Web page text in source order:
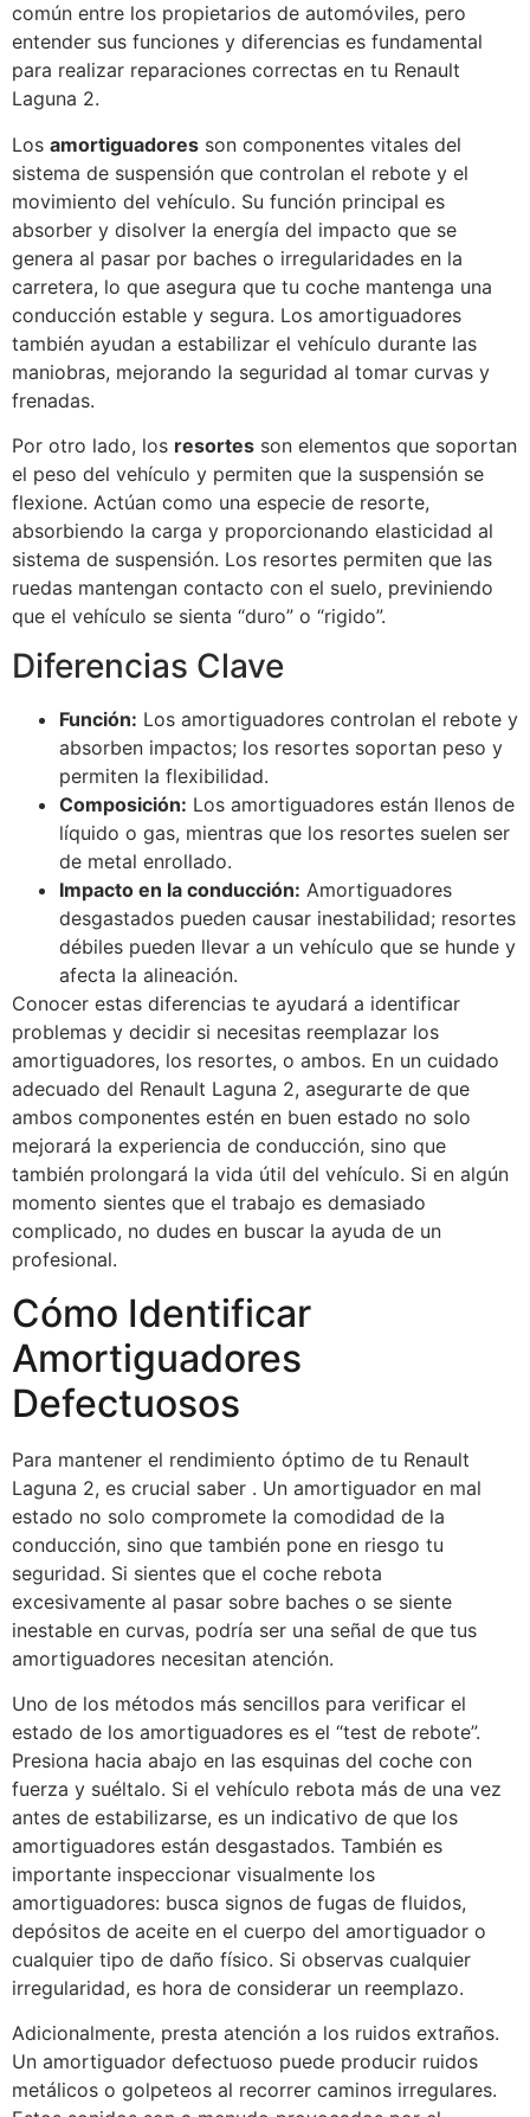
común entre los propietarios de automóviles, pero
entender sus funciones y diferencias es fundamental
para realizar reparaciones correctas en tu Renault
Laguna 2.
Los amortiguadores son componentes vitales del
sistema de suspensión que controlan el rebote y el
movimiento del vehículo. Su función principal es
absorber y disolver la energía del impacto que se
genera al pasar por baches o irregularidades en la
carretera, lo que asegura que tu coche mantenga una
conducción estable y segura. Los amortiguadores
también ayudan a estabilizar el vehículo durante las
maniobras, mejorando la seguridad al tomar curvas y
frenadas.
Por otro lado, los resortes son elementos que soportan
el peso del vehículo y permiten que la suspensión se
flexione. Actúan como una especie de resorte,
absorbiendo la carga y proporcionando elasticidad al
sistema de suspensión. Los resortes permiten que las
ruedas mantengan contacto con el suelo, previniendo
que el vehículo se sienta “duro” o “rigido”.
Diferencias Clave
Función: Los amortiguadores controlan el rebote y
absorben impactos; los resortes soportan peso y
permiten la flexibilidad.
Composición: Los amortiguadores están llenos de
líquido o gas, mientras que los resortes suelen ser
de metal enrollado.
Impacto en la conducción: Amortiguadores
desgastados pueden causar inestabilidad; resortes
débiles pueden llevar a un vehículo que se hunde y
afecta la alineación.
Conocer estas diferencias te ayudará a identificar
problemas y decidir si necesitas reemplazar los
amortiguadores, los resortes, o ambos. En un cuidado
adecuado del Renault Laguna 2, asegurarte de que
ambos componentes estén en buen estado no solo
mejorará la experiencia de conducción, sino que
también prolongará la vida útil del vehículo. Si en algún
momento sientes que el trabajo es demasiado
complicado, no dudes en buscar la ayuda de un
profesional.
Cómo Identificar
Amortiguadores
Defectuosos
Para mantener el rendimiento óptimo de tu Renault
Laguna 2, es crucial saber . Un amortiguador en mal
estado no solo compromete la comodidad de la
conducción, sino que también pone en riesgo tu
seguridad. Si sientes que el coche rebota
excesivamente al pasar sobre baches o se siente
inestable en curvas, podría ser una señal de que tus
amortiguadores necesitan atención.
Uno de los métodos más sencillos para verificar el
estado de los amortiguadores es el “test de rebote”.
Presiona hacia abajo en las esquinas del coche con
fuerza y suéltalo. Si el vehículo rebota más de una vez
antes de estabilizarse, es un indicativo de que los
amortiguadores están desgastados. También es
importante inspeccionar visualmente los
amortiguadores: busca signos de fugas de fluidos,
depósitos de aceite en el cuerpo del amortiguador o
cualquier tipo de daño físico. Si observas cualquier
irregularidad, es hora de considerar un reemplazo.
Adicionalmente, presta atención a los ruidos extraños.
Un amortiguador defectuoso puede producir ruidos
metálicos o golpeteos al recorrer caminos irregulares.